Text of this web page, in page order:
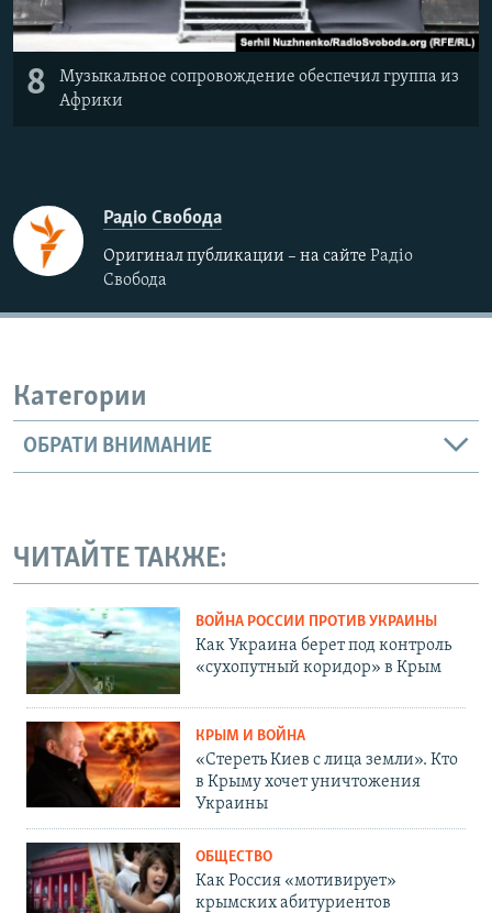
8
Музыкальное сопровождение обеспечил группа из
Африки
Радіо Свобода
Оригинал публикации – на сайте Радіо
Свобода
Категории
ОБРАТИ ВНИМАНИЕ
ЧИТАЙТЕ ТАКЖЕ:
ВОЙНА РОССИИ ПРОТИВ УКРАИНЫ
Как Украина берет под контроль
«сухопутный коридор» в Крым
КРЫМ И ВОЙНА
«Стереть Киев с лица земли». Кто
в Крыму хочет уничтожения
Украины
ОБЩЕСТВО
Как Россия «мотивирует»
крымских абитуриентов